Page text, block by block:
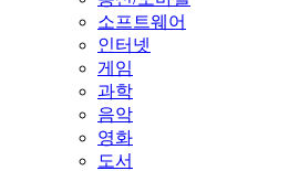
소프트웨어
인터넷
게임
과학
음악
영화
도서